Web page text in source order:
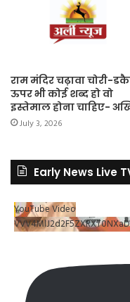
राम मंदिर चढ़ावा चोरी-
ऊपर भी कोई शब्द हो वो
इस्तेमाल होना चाहिए-
July 3, 2026
Early News Live
YouTube Video